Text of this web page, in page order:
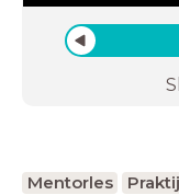
Mentorles